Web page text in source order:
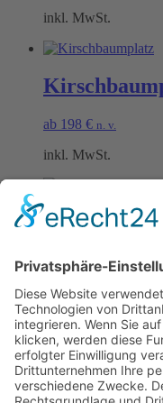
inkl. MwSt.
ab 198 € n. v.
inkl. MwSt.
ab198€ n. v.
inkl. MwSt.
Öffnungszeiten Büro und
Hofladen:
Montag bis Sonntag von